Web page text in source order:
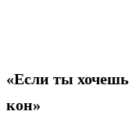
«Если ты
кон»